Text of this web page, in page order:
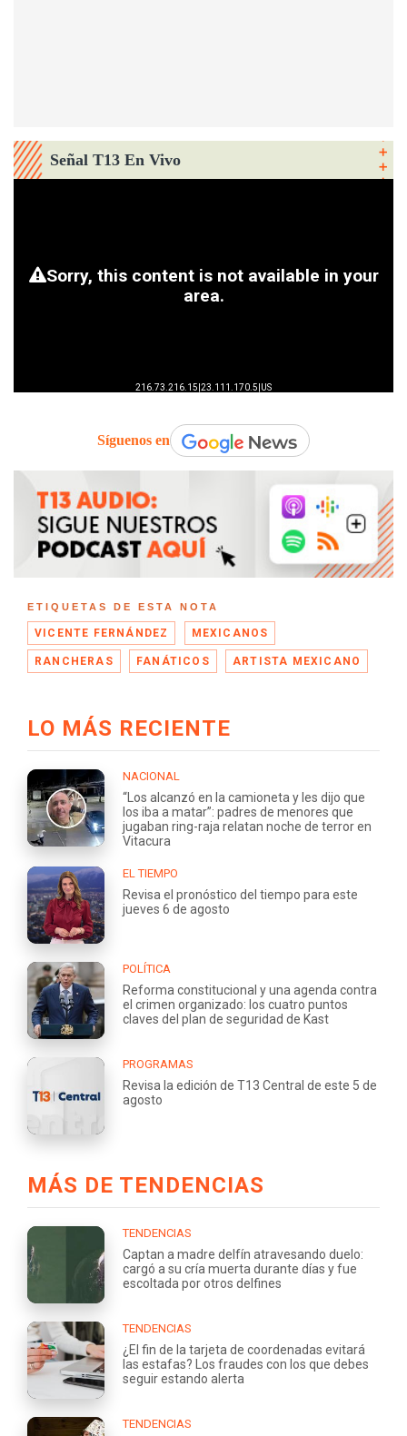
Señal T13 En Vivo
Síguenos en
ETIQUETAS DE ESTA NOTA
VICENTE FERNÁNDEZ MEXICANOS
RANCHERAS FANÁTICOS ARTISTA MEXICANO
LO MÁS RECIENTE
NACIONAL
“Los alcanzó en la camioneta y les dijo que
los iba a matar”: padres de menores que
jugaban ring-raja relatan noche de terror en
Vitacura
EL TIEMPO
Revisa el pronóstico del tiempo para este
jueves 6 de agosto
POLÍTICA
Reforma constitucional y una agenda contra
el crimen organizado: los cuatro puntos
claves del plan de seguridad de Kast
PROGRAMAS
Revisa la edición de T13 Central de este 5 de
agosto
MÁS DE TENDENCIAS
TENDENCIAS
Captan a madre delfín atravesando duelo:
cargó a su cría muerta durante días y fue
escoltada por otros delfines
TENDENCIAS
¿El fin de la tarjeta de coordenadas evitará
las estafas? Los fraudes con los que debes
seguir estando alerta
TENDENCIAS